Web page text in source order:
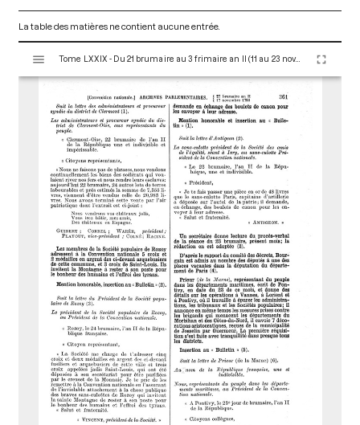
La table des matières ne contient aucune entrée.
s
Tome LXXIX - Du 21 brumaire au 3 frimaire an II (11 au 23 novembre 1793)